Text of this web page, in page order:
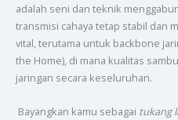
adalah seni dan teknik
transmisi cahaya tetap stabil dan
vital, terutama untuk backbone
the Home), di mana kualitas
jaringan secara keseluruhan.
Bayangkan kamu sebagai tukang